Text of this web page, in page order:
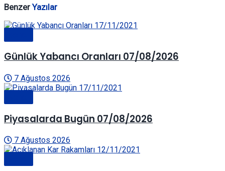
BenzerYazılar
Günlük Yabancı Oranları 07/08/2026
7 Ağustos 2026
Piyasalarda Bugün 07/08/2026
7 Ağustos 2026